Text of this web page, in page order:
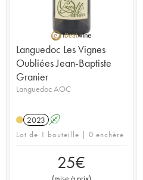
Languedoc Les Vignes
Oubliées Jean-Baptiste
Granier
Languedoc AOC
2023 A
Lot de 1 bouteille | 0 enchère
25€